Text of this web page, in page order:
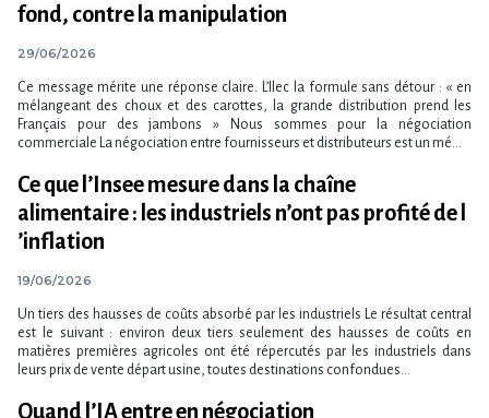
fond, contre la manipulation
29/06/2026
Ce message mérite une réponse claire. L​‌’Ilec la formule sans détour : « en
mélangeant des choux et des carottes, la grande distribution prend les
Français pour des jambons » Nous sommes pour la négociation
commerciale La négociation entre fournisseurs et distributeurs est un mé...
Ce que l​‌’Insee mesure dans la chaîne
alimentaire : les industriels n​‌’ont pas profité de l​
‌’inflation
19/06/2026
Un tiers des hausses de coûts absorbé par les industriels Le résultat central
est le suivant : environ deux tiers seulement des hausses de coûts en
matières premières agricoles ont été répercutés par les industriels dans
leurs prix de vente départ usine, toutes destinations confondues...
Quand l​‌’IA entre en négociation